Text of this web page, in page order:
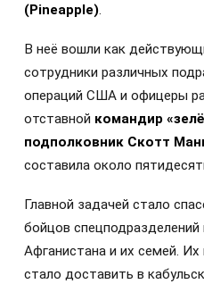
(Pineapple).
В неё вошли как
сотрудники различных
операций США и офицеры
отставной командир
подполковник Скотт
составила около
Главной задачей стало
бойцов
Афганистана и их семей.
стало доставить в